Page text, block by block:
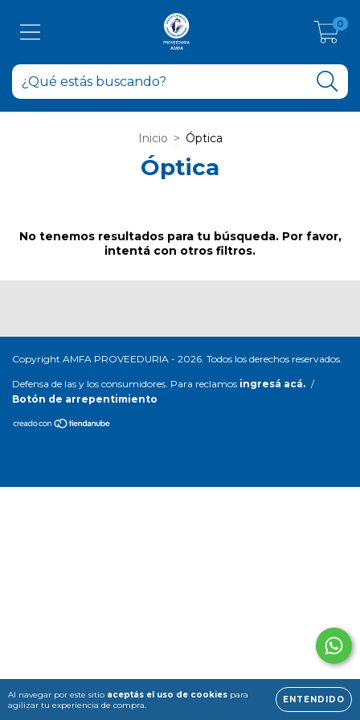
0
Al navegar por este sitio aceptás el uso de cookies para
agilizar tu experiencia de compra.
ENTENDIDO
Inicio > Óptica
Óptica
No tenemos resultados para tu búsqueda. Por favor,
intentá con otros filtros.
Copyright AMFA PROVEEDURIA - 2026. Todos los derechos reservados.
Defensa de las y los consumidores. Para reclamos ingresá acá. /
Botón de arrepentimiento